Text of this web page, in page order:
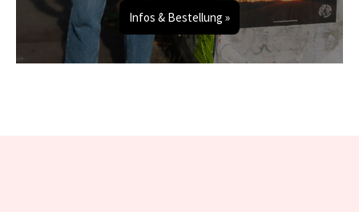
Infos & Bestellung »